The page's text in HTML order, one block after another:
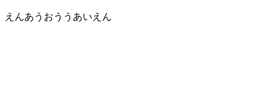
えんあうおううあいえん